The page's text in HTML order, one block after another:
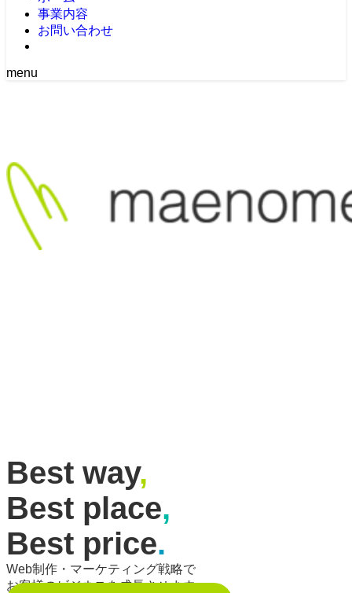
事業内容
お問い合わせ
menu
Best way,
Best place,
Best price.
Web制作・マーケティング戦略で
お客様のビジネスを成長させます。